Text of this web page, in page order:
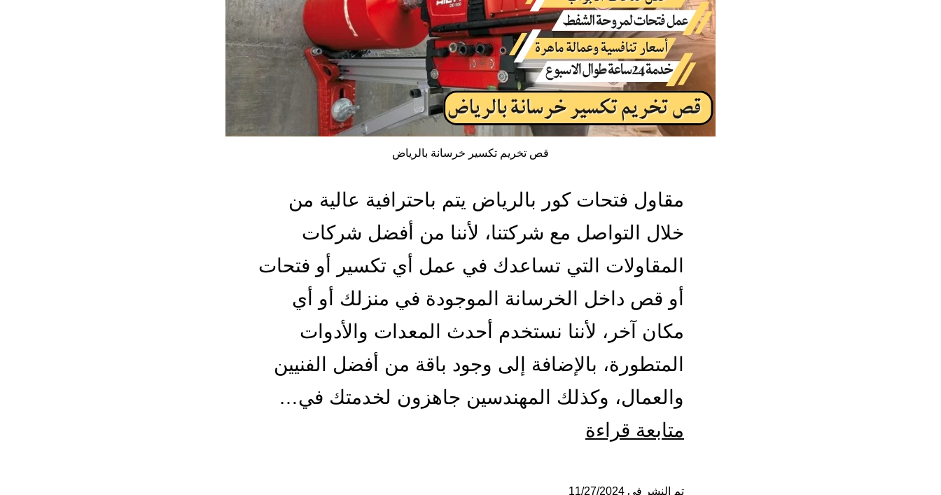
قص تخريم تكسير خرسانة بالرياض
مقاول فتحات كور بالرياض يتم باحترافية عالية من
خلال التواصل مع شركتنا، لأننا من أفضل شركات
المقاولات التي تساعدك في عمل أي تكسير أو فتحات
أو قص داخل الخرسانة الموجودة في منزلك أو أي
مكان آخر، لأننا نستخدم أحدث المعدات والأدوات
المتطورة، بالإضافة إلى وجود باقة من أفضل الفنيين
والعمال، وكذلك المهندسين جاهزون لخدمتك في…
متابعة قراءة
تم النشر في 11/27/2024